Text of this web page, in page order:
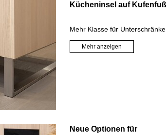
Kücheninsel auf Kufenfuß
Mehr Klasse für Unterschränke
Mehr anzeigen
Neue Optionen für